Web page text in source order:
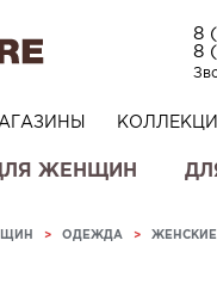
8
8
ЖЕНЩИН
> ОДЕЖДА > ЖЕНСКИЕ